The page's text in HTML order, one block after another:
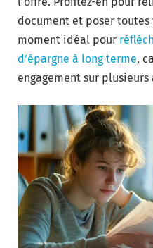
document et poser toutes
moment idéal pour
d’épargne à long terme,
engagement sur plusieurs